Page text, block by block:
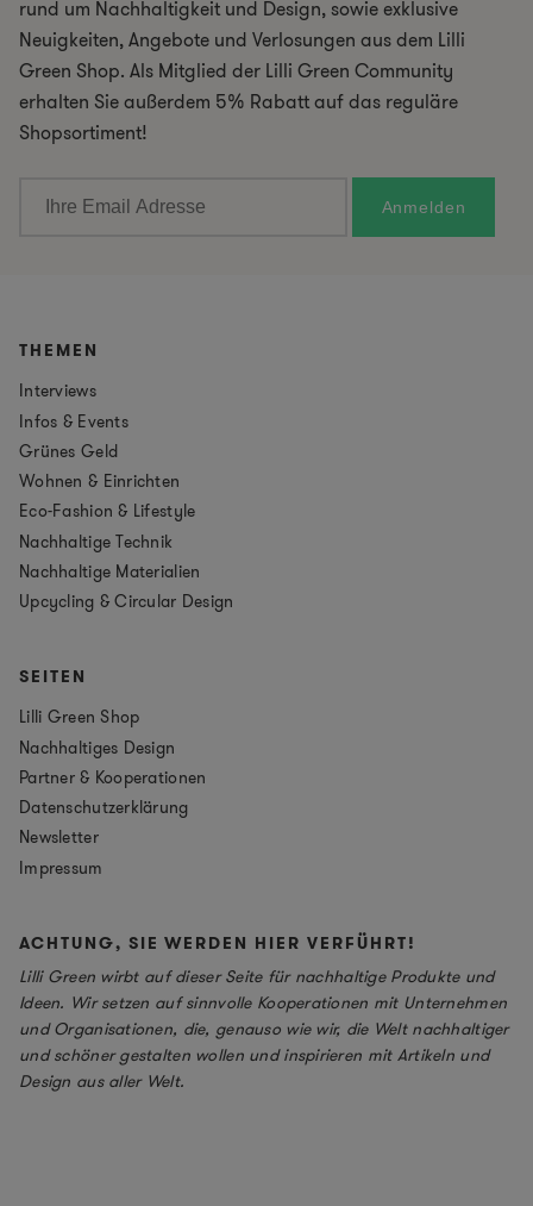
rund um Nachhaltigkeit und Design, sowie exklusive
Neuigkeiten, Angebote und Verlosungen aus dem Lilli
Green Shop. Als Mitglied der Lilli Green Community
erhalten Sie außerdem 5% Rabatt auf das reguläre
Shopsortiment!
THEMEN
Interviews
Infos & Events
Grünes Geld
Wohnen & Einrichten
Eco-Fashion & Lifestyle
Nachhaltige Technik
Nachhaltige Materialien
Upcycling & Circular Design
SEITEN
Lilli Green Shop
Nachhaltiges Design
Partner & Kooperationen
Datenschutzerklärung
Newsletter
Impressum
ACHTUNG, SIE WERDEN HIER VERFÜHRT!
Lilli Green wirbt auf dieser Seite für nachhaltige Produkte und
Ideen. Wir setzen auf sinnvolle Kooperationen mit Unternehmen
und Organisationen, die, genauso wie wir, die Welt nachhaltiger
und schöner gestalten wollen und inspirieren mit Artikeln und
Design aus aller Welt.